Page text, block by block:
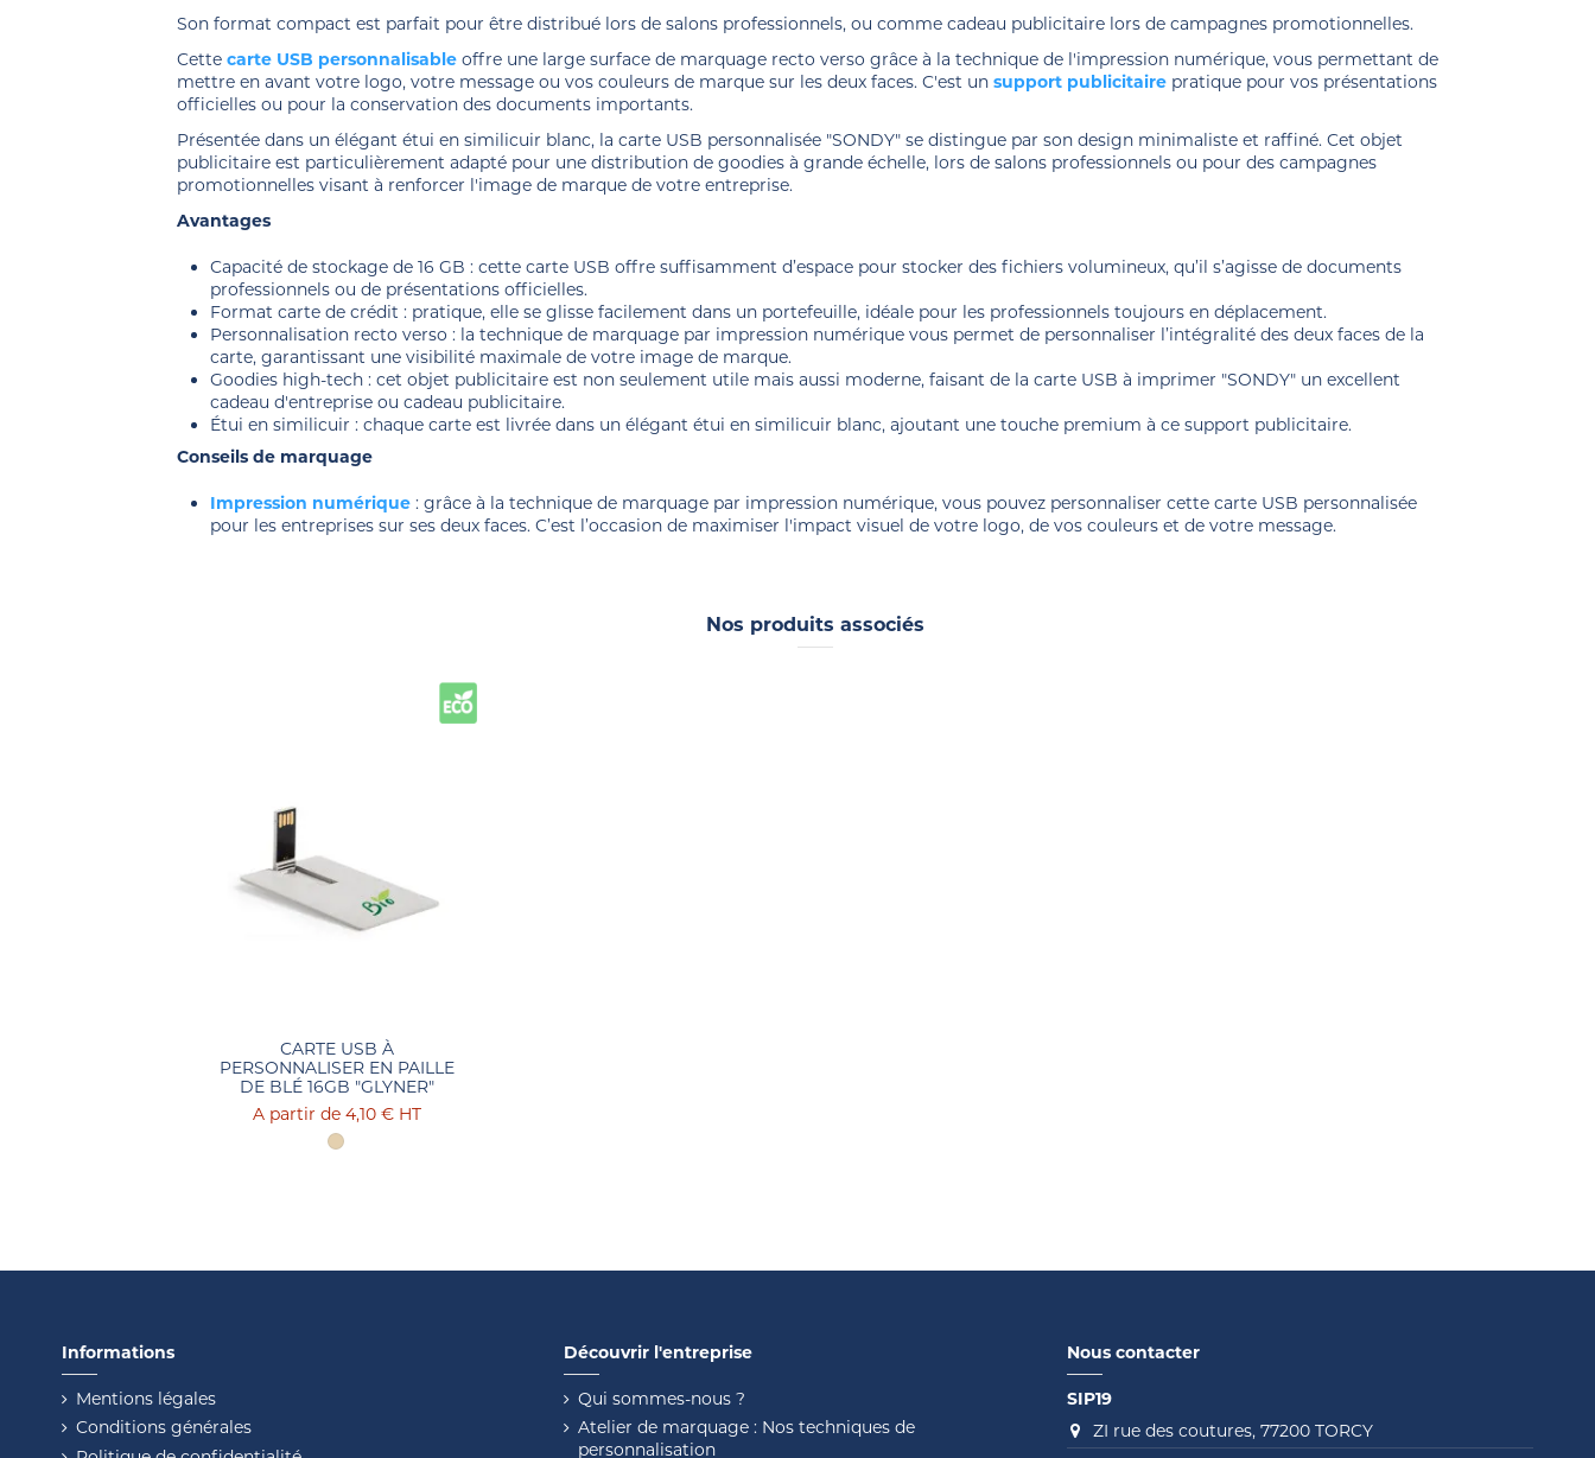
Son format compact est parfait pour être distribué lors de salons professionnels, ou comme cadeau publicitaire lors de campagnes promotionnelles.
Cettecarte USB personnalisable offre une large surface de marquage recto verso grâce à la technique de l'impression numérique, vous permettant de
mettre en avant votre logo, votre message ou vos couleurs de marque sur les deux faces. C'est unsupport publicitaire pratique pour vos présentations
officielles ou pour la conservation des documents importants.
Présentée dans un élégant étui en similicuir blanc, la carte USB personnalisée "SONDY" se distingue par son design minimaliste et raffiné. Cet objet
publicitaire est particulièrement adapté pour une distribution de goodies à grande échelle, lors de salons professionnels ou pour des campagnes
promotionnelles visant à renforcer l'image de marque de votre entreprise.
Avantages
Capacité de stockage de 16 GB : cette carte USB offre suffisamment d’espace pour stocker des fichiers volumineux, qu’il s’agisse de documents
professionnels ou de présentations officielles.
Format carte de crédit : pratique, elle se glisse facilement dans un portefeuille, idéale pour les professionnels toujours en déplacement.
Personnalisation recto verso : la technique de marquage par impression numérique vous permet de personnaliser l’intégralité des deux faces de la
carte, garantissant une visibilité maximale de votre image de marque.
Goodies high-tech : cet objet publicitaire est non seulement utile mais aussi moderne, faisant de la carte USB à imprimer "SONDY" un excellent
cadeau d'entreprise ou cadeau publicitaire.
Étui en similicuir : chaque carte est livrée dans un élégant étui en similicuir blanc, ajoutant une touche premium à ce support publicitaire.
Conseils de marquage
Impression numérique : grâce à la technique de marquage par impression numérique, vous pouvez personnaliser cette carte USB personnalisée
pour les entreprises sur ses deux faces. C’est l’occasion de maximiser l'impact visuel de votre logo, de vos couleurs et de votre message.
Nos produits associés
CARTE USB À
PERSONNALISER EN PAILLE
DE BLÉ 16GB "GLYNER"
4,10 € HT
Informations
Mentions légales
Conditions générales
Découvrir l'entreprise
Qui sommes-nous ?
Atelier de marquage : Nos techniques de
personnalisation
Nous contacter
SIP19
ZI rue des coutures, 77200 TORCY